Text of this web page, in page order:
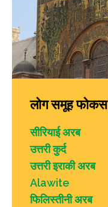
लोग समूह फोकस
सीरियाई अरब
उत्तरी कुर्द
उत्तरी इराकी अरब
Alawite
फिलिस्तीनी अरब